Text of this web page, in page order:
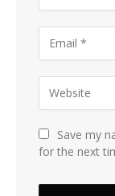
Save my
for the next